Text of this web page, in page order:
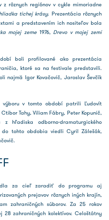
rôznych regiónov v cykle mimoriadne
tichej krásy. Prezentácia rôznych
a predstavením ich nositeľov bola
mojej zeme 1976, Drevo v mojej zemi
boli profilované ako prezentácia
ktoré sa na festivale predstavili.
najmä Igor Kovačovič, Jaroslav Ševčík
výboru v tomto období patrili Ľudovít
Tahy, Viliam Fábry, Peter Kopunič,
hľadiska odborno-dramaturgického
do tohto obdobia viedli Cyril Zálešák,
za cieľ zaradiť do programu aj
prejavov rôznych iných krajín,
zahraničných súborov. Za 25 rokov
28 zahraničných kolektívov. Celoštátny